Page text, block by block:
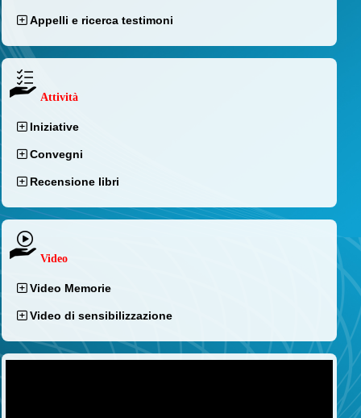
Appelli e ricerca testimoni
Attività
Iniziative
Convegni
Recensione libri
Video
Video Memorie
Video di sensibilizzazione